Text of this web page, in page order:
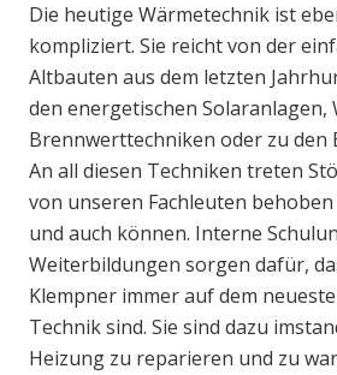
Die heutige Wärmetechnik ist
kompliziert. Sie reicht von der
Altbauten aus dem letzten
den energetischen Solaranlagen,
Brennwerttechniken oder zu den
An all diesen Techniken treten
von unseren Fachleuten
und auch können. Interne
Weiterbildungen sorgen dafür,
Klempner immer auf dem
Technik sind. Sie sind dazu
Heizung zu reparieren und zu